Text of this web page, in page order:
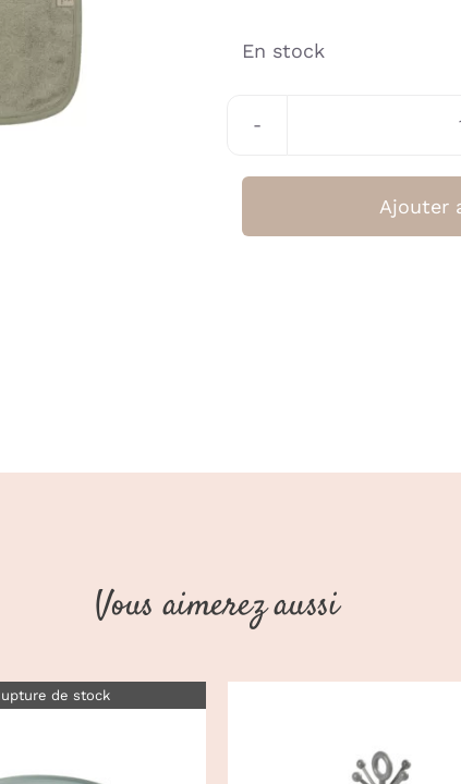
En stock
Ajouter
Vous aimerez aussi
de stock